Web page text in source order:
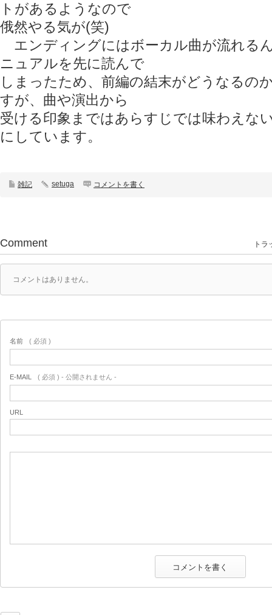
トがあるようなので
俄然やる気が(笑)
エンディングにはボーカル曲が流れる
ニュアルを先に読んで
しまったため、前編の結末がどうなるの
すが、曲や演出から
受ける印象まではあらすじでは味わえな
にしています。
雑記 setuga コメントを書く
Comment トラ
コメントはありません。
名前 ( 必須 )
E-MAIL ( 必須 ) - 公開されません -
URL